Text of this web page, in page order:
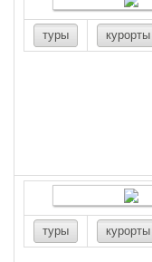
туры курорты
туры курорты